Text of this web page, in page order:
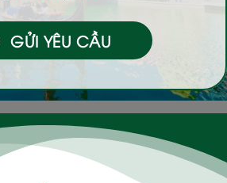
GỬI YÊU CẦU